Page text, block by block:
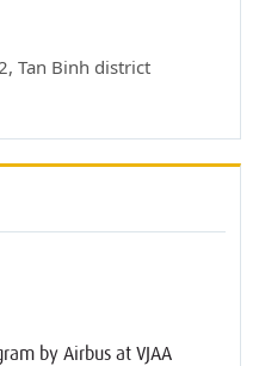
Tan Binh district
by Airbus at VJAA